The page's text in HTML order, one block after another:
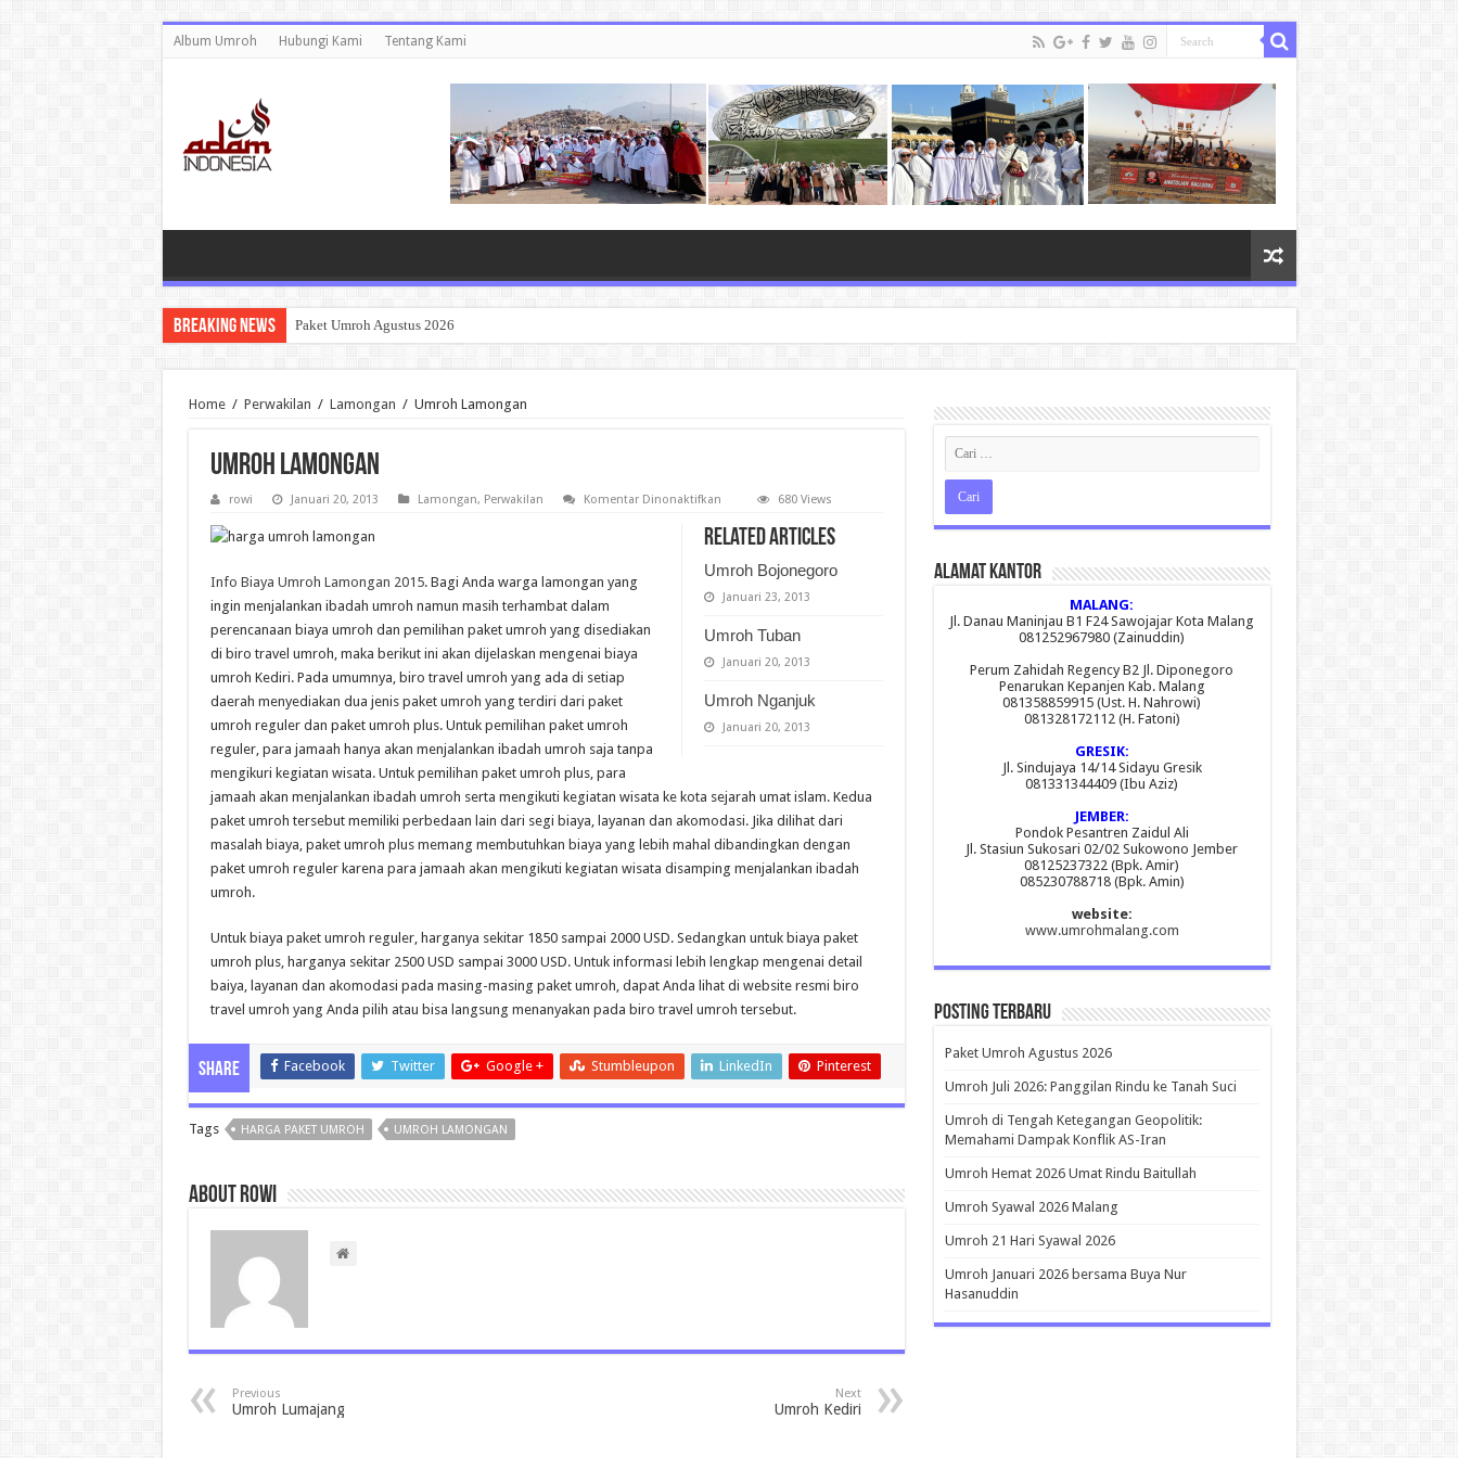
Album Umroh Hubungi Kami Tentang Kami
Breaking News Paket Umroh Agustus 2026
Home / Perwakilan / Lamongan / Umroh Lamongan
Umroh Lamongan
rowi Januari 20, 2013 Lamongan, Perwakilan Komentar Dinonaktifkanpada
Lamongan
680 Views
Related Articles
Umroh Bojonegoro
Januari 23, 2013
Umroh Tuban
Januari 20, 2013
Umroh Nganjuk
Januari 20, 2013
Info Biaya Umroh Lamongan 2015. Bagi Anda warga lamongan yang
ingin menjalankan ibadah umroh namun masih terhambat dalam
perencanaan biaya umroh dan pemilihan paket umroh yang disediakan
di biro travel umroh, maka berikut ini akan dijelaskan mengenai biaya
umroh Kediri. Pada umumnya, biro travel umroh yang ada di setiap
daerah menyediakan dua jenis paket umroh yang terdiri dari paket
umroh reguler dan paket umroh plus. Untuk pemilihan paket umroh
reguler, para jamaah hanya akan menjalankan ibadah umroh saja tanpa
mengikuri kegiatan wisata. Untuk pemilihan paket umroh plus, para
jamaah akan menjalankan ibadah umroh serta mengikuti kegiatan wisata ke kota sejarah umat islam. Kedua
paket umroh tersebut memiliki perbedaan lain dari segi biaya, layanan dan akomodasi. Jika dilihat dari
masalah biaya, paket umroh plus memang membutuhkan biaya yang lebih mahal dibandingkan dengan
paket umroh reguler karena para jamaah akan mengikuti kegiatan wisata disamping menjalankan ibadah
umroh.
Untuk biaya paket umroh reguler, harganya sekitar 1850 sampai 2000 USD. Sedangkan untuk biaya paket
umroh plus, harganya sekitar 2500 USD sampai 3000 USD. Untuk informasi lebih lengkap mengenai detail
baiya, layanan dan akomodasi pada masing-masing paket umroh, dapat Anda lihat di website resmi biro
travel umroh yang Anda pilih atau bisa langsung menanyakan pada biro travel umroh tersebut.
Share Facebook Twitter Google + Stumbleupon LinkedIn Pinterest
Tags HARGA PAKET UMROH UMROH LAMONGAN
About rowi
Previous
Umroh Lumajang
Next
Umroh Kediri
Alamat Kantor
MALANG:
Jl. Danau Maninjau B1 F24 Sawojajar Kota Malang
081252967980 (Zainuddin)
Perum Zahidah Regency B2 Jl. Diponegoro
Penarukan Kepanjen Kab. Malang
081358859915 (Ust. H. Nahrowi)
081328172112 (H. Fatoni)
GRESIK:
Jl. Sindujaya 14/14 Sidayu Gresik
081331344409 (Ibu Aziz)
JEMBER:
Pondok Pesantren Zaidul Ali
Jl. Stasiun Sukosari 02/02 Sukowono Jember
08125237322 (Bpk. Amir)
085230788718 (Bpk. Amin)
website:
www.umrohmalang.com
Posting Terbaru
Paket Umroh Agustus 2026
Umroh Juli 2026: Panggilan Rindu ke Tanah Suci
Umroh di Tengah Ketegangan Geopolitik:
Memahami Dampak Konflik AS-Iran
Umroh Hemat 2026 Umat Rindu Baitullah
Umroh Syawal 2026 Malang
Umroh 21 Hari Syawal 2026
Umroh Januari 2026 bersama Buya Nur
Hasanuddin